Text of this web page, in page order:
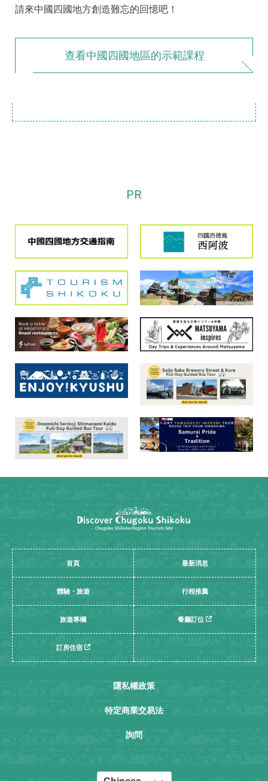
請來中國四國地方創造難忘的回憶吧！
查看中國四國地區的示範課程
PR
首頁 最新消息
體驗・旅遊 行程推薦
旅遊專欄 餐廳訂位
訂房住宿
隱私權政策
特定商業交易法
詢問